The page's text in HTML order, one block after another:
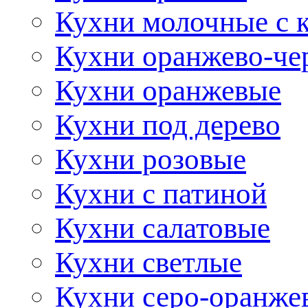
Кухни молочные с
Кухни оранжево-
Кухни оранжевые
Кухни под дерево
Кухни розовые
Кухни с патиной
Кухни салатовые
Кухни светлые
Кухни серо-